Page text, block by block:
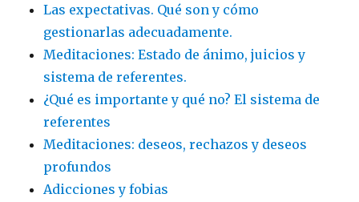
Las expectativas. Qué son y cómo
gestionarlas adecuadamente.
Meditaciones: Estado de ánimo, juicios y
sistema de referentes.
¿Qué es importante y qué no? El sistema de
referentes
Meditaciones: deseos, rechazos y deseos
profundos
Adicciones y fobias